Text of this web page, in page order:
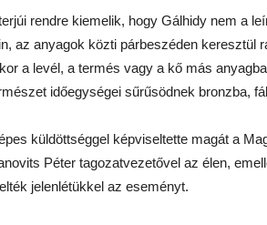
rendre kiemelik, hogy Gálhidy nem a
az anyagok közti párbeszéden keresztül
a levél, a termés vagy a kő más
időegységei sűrűsödnek bronzba,
küldöttséggel képviseltette magát a
Péter tagozatvezetővel az élen,
jelenlétükkel az eseményt.